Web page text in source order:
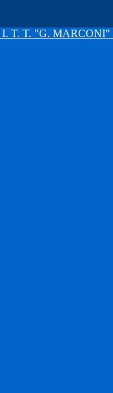
I. T. T. "G. MARCONI"